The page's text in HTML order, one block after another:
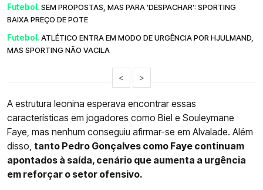
Futebol. SEM PROPOSTAS, MAS PARA 'DESPACHAR': SPORTING
BAIXA PREÇO DE POTE
Futebol. ATLÉTICO ENTRA EM MODO DE URGÊNCIA POR HJULMAND,
MAS SPORTING NÃO VACILA
< >
A estrutura leonina esperava encontrar essas
características em jogadores como Biel e Souleymane
Faye, mas nenhum conseguiu afirmar-se em Alvalade. Além
disso, tanto Pedro Gonçalves como Faye continuam
apontados à saída, cenário que aumenta a urgência
em reforçar o setor ofensivo.